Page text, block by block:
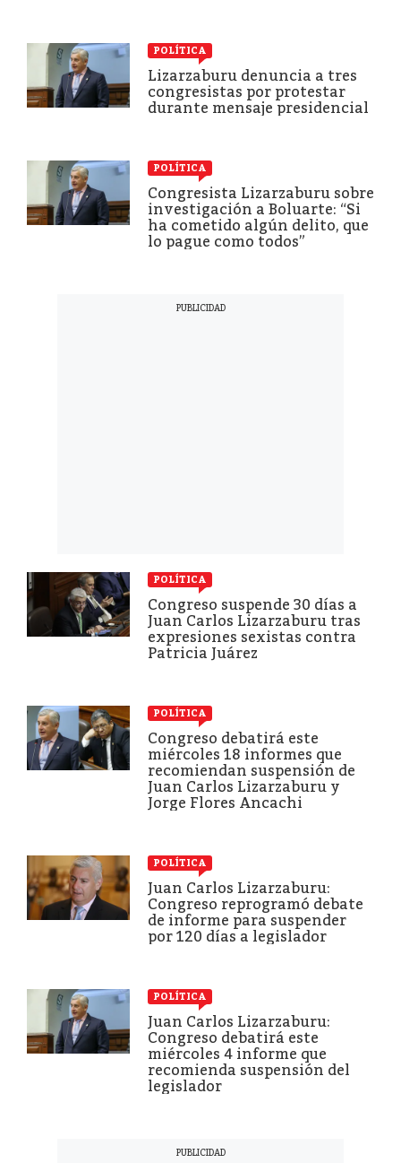
POLÍTICA
Lizarzaburu denuncia a tres
congresistas por protestar
durante mensaje presidencial
POLÍTICA
Congresista Lizarzaburu sobre
investigación a Boluarte: “Si
ha cometido algún delito, que
lo pague como todos”
POLÍTICA
Congreso suspende 30 días a
Juan Carlos Lizarzaburu tras
expresiones sexistas contra
Patricia Juárez
POLÍTICA
Congreso debatirá este
miércoles 18 informes que
recomiendan suspensión de
Juan Carlos Lizarzaburu y
Jorge Flores Ancachi
POLÍTICA
Juan Carlos Lizarzaburu:
Congreso reprogramó debate
de informe para suspender
por 120 días a legislador
POLÍTICA
Juan Carlos Lizarzaburu:
Congreso debatirá este
miércoles 4 informe que
recomienda suspensión del
legislador